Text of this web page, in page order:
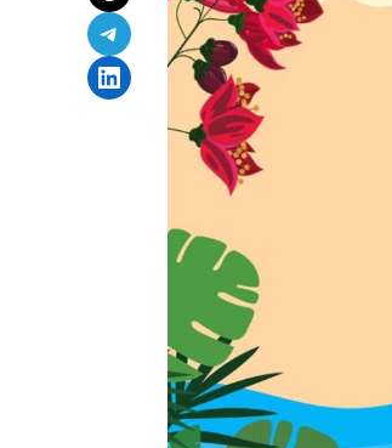
Share on Telegram
Share on LinkedIn